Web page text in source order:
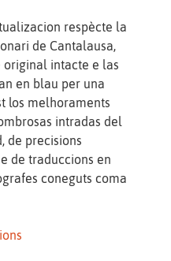
respècte la
de Cantalausa,
intacte e las
en blau per una
los melhoraments
intradas del
de precisions
de traduccions en
coneguts coma